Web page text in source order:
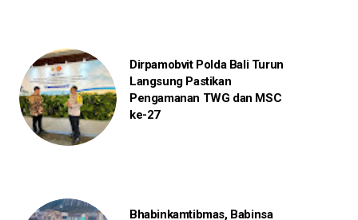
Dirpamobvit Polda Bali Turun
Langsung Pastikan
Pengamanan TWG dan MSC
ke-27
Bhabinkamtibmas, Babinsa